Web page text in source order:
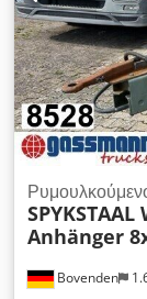
πίεσης του
Επόμενος
Ajvhkitsbfjrf
αναγραφόμενες
εγγύηση.
και πιθανά λάθη!
Bovenden
Anhänger